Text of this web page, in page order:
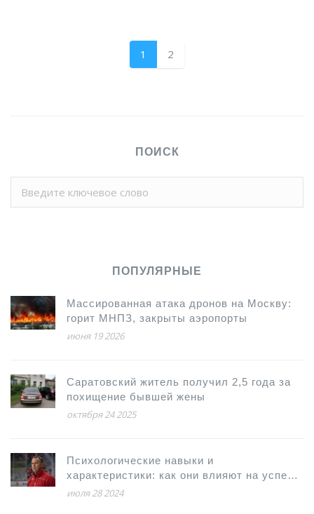
1 2
ПОИСК
ПОПУЛЯРНЫЕ
Массированная атака дронов на Москву:
горит МНПЗ, закрыты аэропорты
июня 19 2026
Саратовский житель получил 2,5 года за
похищение бывшей жены
октября 24 2025
Психологические навыки и
характеристики: как они влияют на успех
игроков НХЛ
июля 28 2024